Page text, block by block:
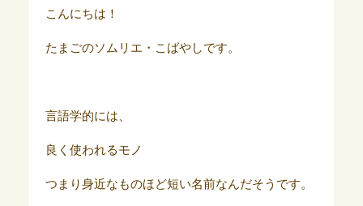
こんにちは！
たまごのソムリエ・こばやしです。
言語学的には、
良く使われるモノ
つまり身近なものほど短い名前なんだそうです。